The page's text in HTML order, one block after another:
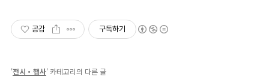
공감 구독하기
'전시・행사' 카테고리의 다른 글